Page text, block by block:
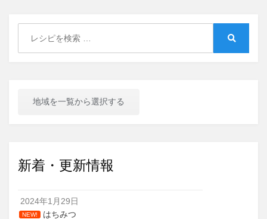
地域を一覧から選択する
新着・更新情報
2024年1月29日
NEW! はちみつ